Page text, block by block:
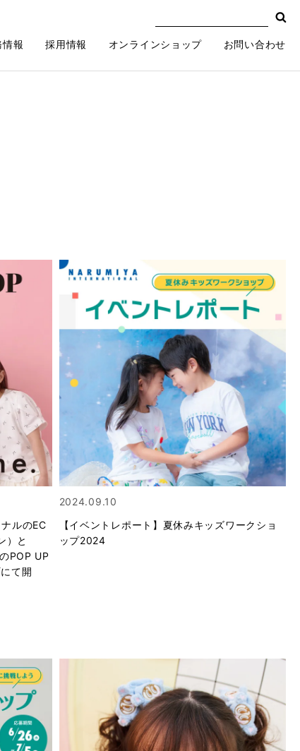
情報 採用情報 オンラインショップ お問い合わせ
ルのEC
）と
POP UP
て開
2024.09.10
【イベントレポート】夏休みキッズワークショ
ップ2024